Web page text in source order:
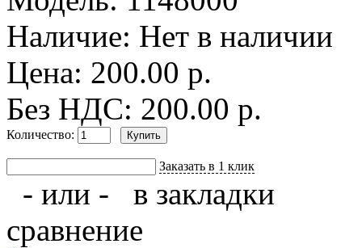
Наличие: Нет в наличии
Цена: 200.00 р.
Без НДС: 200.00 р.
Количество:
Заказать в 1 клик
- или -
в закладки
сравнение